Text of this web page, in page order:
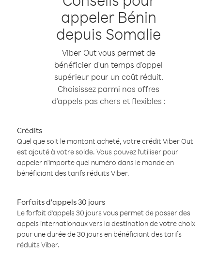
appeler Bénin
depuis Somalie
Viber Out vous permet de
bénéficier d'un temps d'appel
supérieur pour un coût réduit.
Choisissez parmi nos offres
d'appels pas chers et flexibles :
Crédits
Quel que soit le montant acheté, votre crédit Viber Out
est ajouté à votre solde. Vous pouvez l'utiliser pour
appeler n'importe quel numéro dans le monde en
bénéficiant des tarifs réduits Viber.
Forfaits d'appels 30 jours
Le forfait d'appels 30 jours vous permet de passer des
appels internationaux vers la destination de votre choix
pour une durée de 30 jours en bénéficiant des tarifs
réduits Viber.